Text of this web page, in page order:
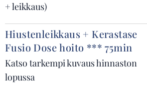
+ leikkaus)
Hiustenleikkaus + Kerastase
Fusio Dose hoito *** 75min
Katso tarkempi kuvaus hinnaston
lopussa